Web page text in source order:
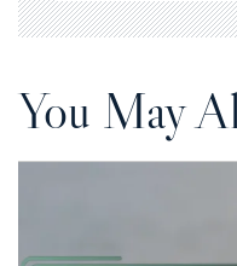
You May